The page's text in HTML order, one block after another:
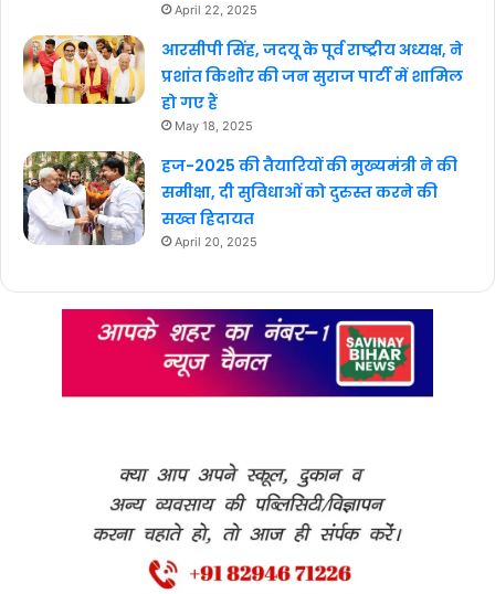
April 22, 2025
आरसीपी सिंह, जदयू के पूर्व राष्ट्रीय अध्यक्ष, ने
प्रशांत किशोर की जन सुराज पार्टी में शामिल
हो गए हैं
May 18, 2025
हज-2025 की तैयारियों की मुख्यमंत्री ने की
समीक्षा, दी सुविधाओं को दुरुस्त करने की
सख्त हिदायत
April 20, 2025